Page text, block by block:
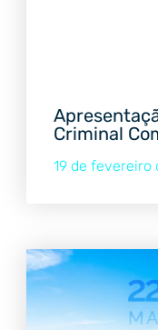
Criminal
19 de fevereiro